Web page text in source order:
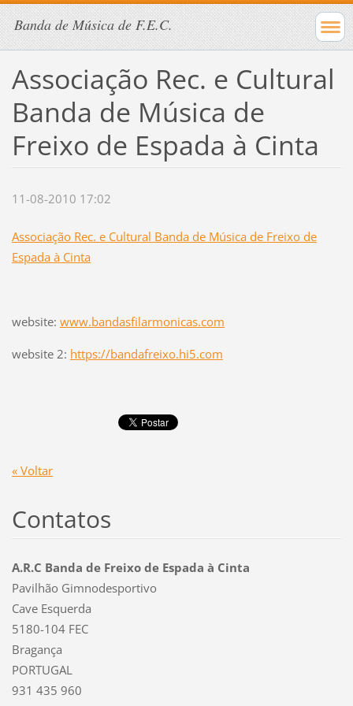
Banda de Música de F.E.C.
Associação Rec. e Cultural
Banda de Música de
Freixo de Espada à Cinta
11-08-2010 17:02
Associação Rec. e Cultural Banda de Música de Freixo de
Espada à Cinta
website: www.bandasfilarmonicas.com
website 2: https://bandafreixo.hi5.com
« Voltar
Contatos
A.R.C Banda de Freixo de Espada à Cinta
Pavilhão Gimnodesportivo
Cave Esquerda
5180-104 FEC
Bragança
PORTUGAL
931 435 960